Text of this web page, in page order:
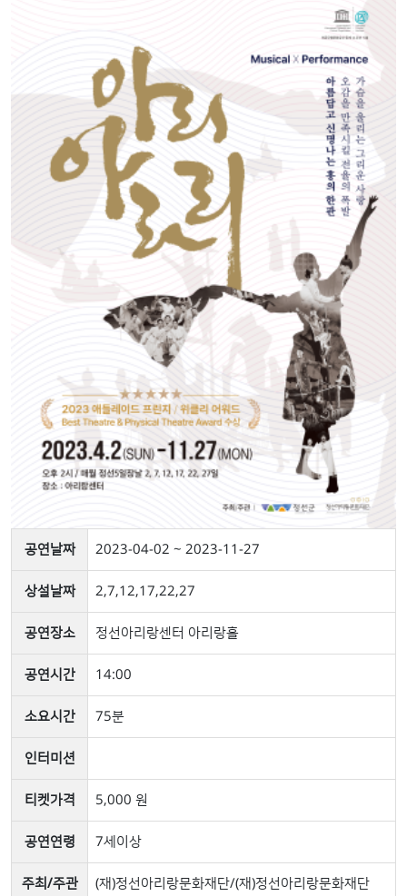
공연날짜 2023-04-02 ~ 2023-11-27
상설날짜 2,7,12,17,22,27
공연장소 정선아리랑센터 아리랑홀
공연시간 14:00
소요시간 75분
인터미션
티켓가격 5,000 원
공연연령 7세이상
주최/주관 (재)정선아리랑문화재단/(재)정선아리랑문화재단